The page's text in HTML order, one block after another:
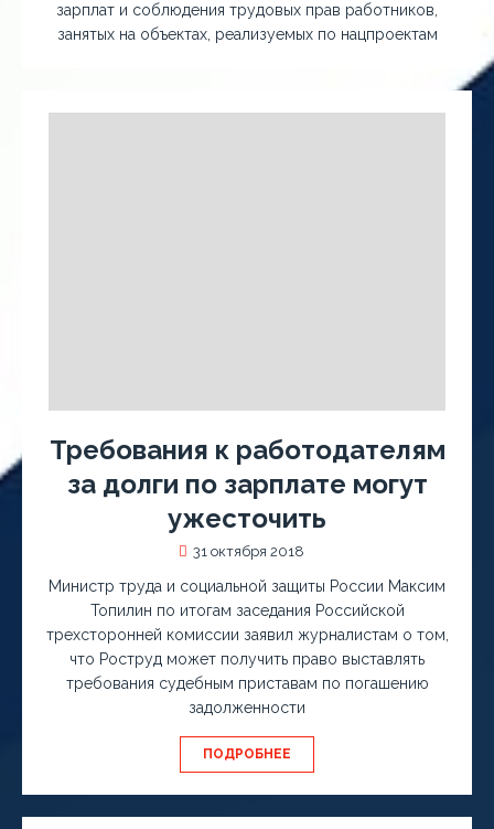
зарплат и соблюдения трудовых прав работников,
занятых на объектах, реализуемых по нацпроектам
Требования к работодателям
за долги по зарплате могут
ужесточить
31 октября 2018
Министр труда и социальной защиты России Максим
Топилин по итогам заседания Российской
трехсторонней комиссии заявил журналистам о том,
что Роструд может получить право выставлять
требования судебным приставам по погашению
задолженности
ПОДРОБНЕЕ